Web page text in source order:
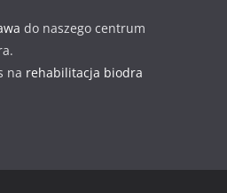
do naszego centrum
na rehabilitacja biodra